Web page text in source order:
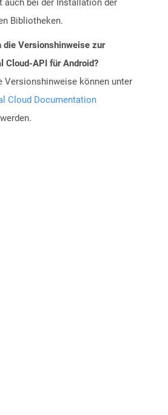
auch bei der Installation der
Bibliotheken.
die Versionshinweise zur
Cloud-API für Android?
Versionshinweise können unter
Cloud Documentation